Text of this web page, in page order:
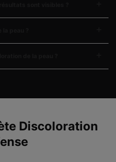
Discoloration